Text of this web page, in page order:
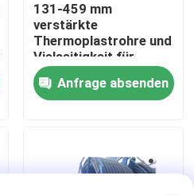
Rohre
131-459 mm
verstärkte
Thermoplastrohre und
Vielseitigkeit für
optimale Leistung in
verschiedenen
industriellen
Anfrage absenden